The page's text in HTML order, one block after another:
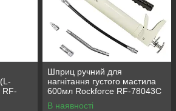
RF-
Шприц ручний для
нагнітання густого мастила
600мл Rockforce RF-78043C
В наявності